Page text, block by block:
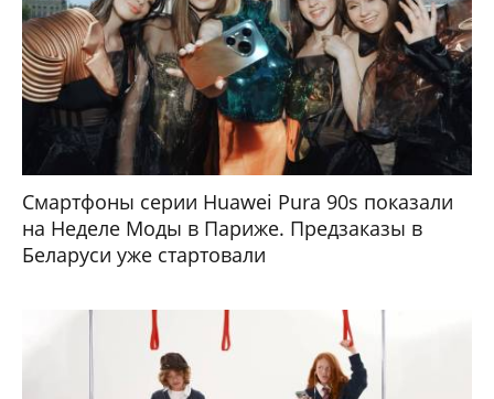
Смартфоны серии Huawei Pura 90s показали
на Неделе Моды в Париже. Предзаказы в
Беларуси уже стартовали